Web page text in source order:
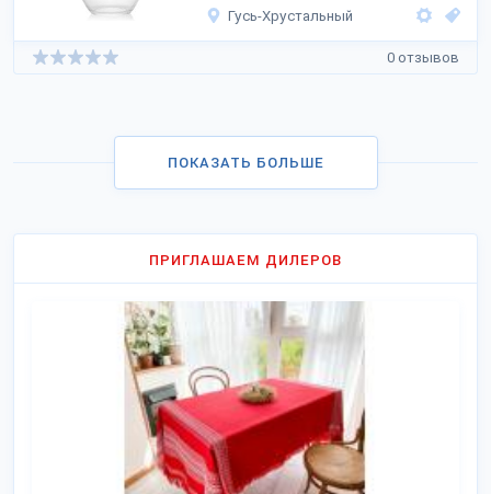
Гусь-Хрустальный
0 отзывов
ПОКАЗАТЬ БОЛЬШЕ
ПРИГЛАШАЕМ ДИЛЕРОВ